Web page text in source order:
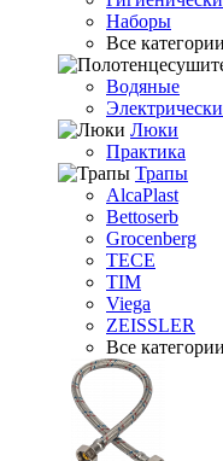
Наборы
Все
Водяные
Люки
Практика
Трапы
AlcaPlast
Bettoserb
Grocenberg
TECE
TIM
Viega
ZEISSLER
Все